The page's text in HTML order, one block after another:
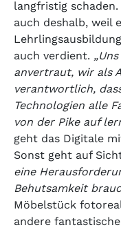
langfristig
auch deshalb, weil
auch verdient.
anvertraut, wir als
verantwortlich,
Technologien alle
von der Pike auf
geht das Digitale
Sonst geht auf
eine
Behutsamkeit
Möbelstück
andere